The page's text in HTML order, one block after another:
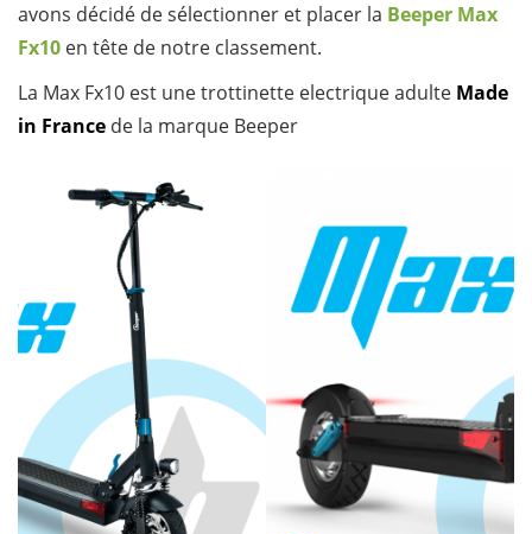
avons décidé de sélectionner et placer la Beeper Max
Fx10 en tête de notre classement.
La Max Fx10 est une trottinette electrique adulte Made
in France de la marque Beeper